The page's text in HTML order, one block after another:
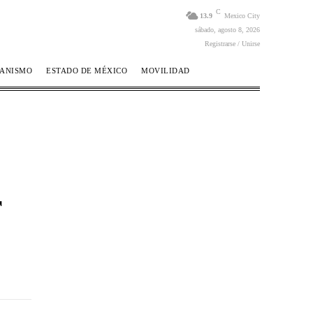
13.9
C
Mexico City
sábado, agosto 8, 2026
Registrarse / Unirse
ESTADO DE MÉXICO MOVILIDAD